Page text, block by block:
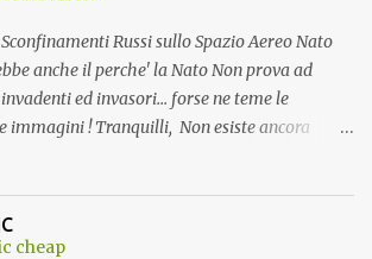
Russi sullo Spazio Aereo Nato
anche il perche' la Nato Non prova ad
ed invasori... forse ne teme le
immagini ! Tranquilli, Non esiste ancora
o forse una "False Flag", per provocare
che difficilmente da menti sane, potrebbe
cheap